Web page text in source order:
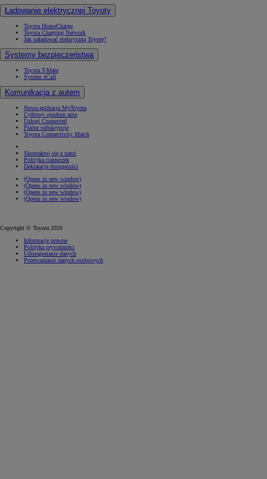
Ładowanie elektrycznej Toyoty
Toyota HomeCharge
Toyota Charging Network
Jak naładować elektryczną Toyotę?
Systemy bezpieczeństwa
Toyota T-Mate
System eCall
Komunikacja z autem
Nowa aplikacja MyToyota
Cyfrowy opiekun auta
Usługi Connected
Płatne subskrypcje
Toyota Connectivity Match
Skontaktuj się z nami
Polityka ciasteczek
Deklaracja dostępności
(Opens in new window)
(Opens in new window)
(Opens in new window)
(Opens in new window)
Copyright © Toyota 2026
Informacje prawne
Polityka prywatności
Udostępnianie danych
Przetwarzanie danych osobowych